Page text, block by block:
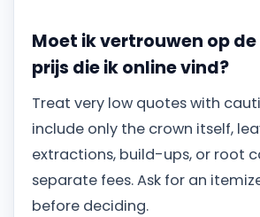
Moet ik vertrouwen op
prijs die ik online vind?
Treat very low quotes with
include only the crown itself,
extractions, build-ups, or root
separate fees. Ask for an
before deciding.